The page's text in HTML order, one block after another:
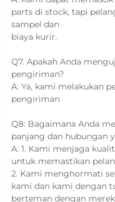
parts di stock, tapi
sampel dan
biaya kurir.
Q7. Apakah Anda
pengiriman?
A: Ya, kami melakukan
pengiriman
Q8: Bagaimana Anda
panjang dan hubungan
A: 1. Kami menjaga
untuk memastikan
2. Kami menghormati
kami dan kami dengan
berteman dengan